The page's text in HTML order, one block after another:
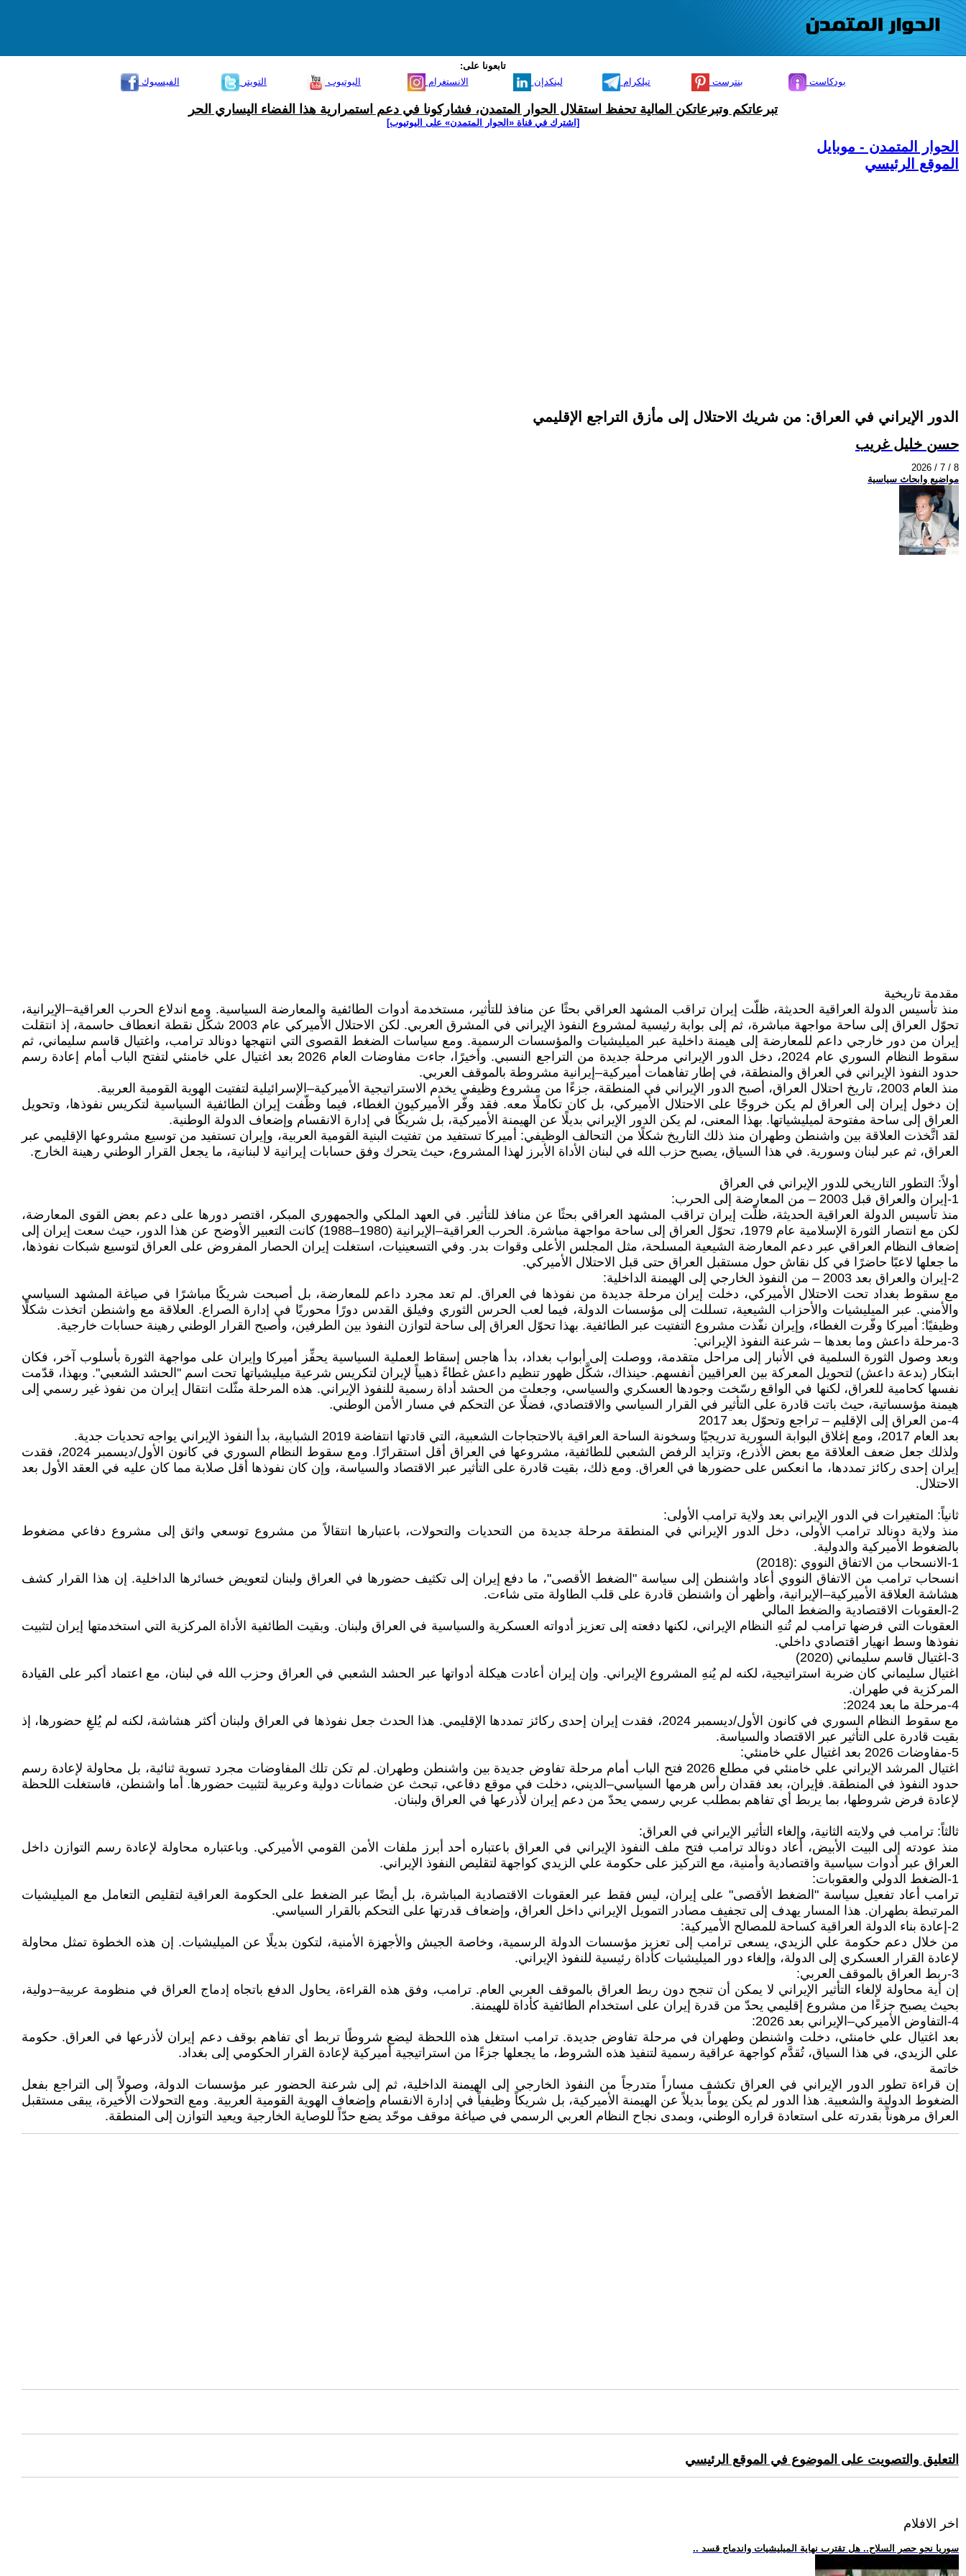
تابعونا على:
الفيسبوك
التويتر اليوتيوب الانستغرام لينكدإن تيلكرام بنترست بودكاست
تبرعاتكم وتبرعاتكن المالية تحفظ استقلال الحوار المتمدن، فشاركونا في دعم استمرارية هذا الفضاء اليساري الحر
[اشترك في قناة ‫«الحوار المتمدن» على اليوتيوب]
الحوار المتمدن - موبايل
الموقع الرئيسي
الدور الإيراني في العراق: من شريك الاحتلال إلى مأزق التراجع الإقليمي
حسن خليل غريب
2026 / 7 / 8
مواضيع وابحاث سياسية
مقدمة تاريخية
منذ تأسيس الدولة العراقية الحديثة، ظلّت إيران تراقب المشهد العراقي بحثًا عن منافذ للتأثير، مستخدمة أدوات الطائفية والمعارضة السياسية. ومع اندلاع الحرب العراقية–الإيرانية،
تحوّل العراق إلى ساحة مواجهة مباشرة، ثم إلى بوابة رئيسية لمشروع النفوذ الإيراني في المشرق العربي. لكن الاحتلال الأميركي عام 2003 شكّل نقطة انعطاف حاسمة، إذ انتقلت
إيران من دور خارجي داعم للمعارضة إلى هيمنة داخلية عبر الميليشيات والمؤسسات الرسمية. ومع سياسات الضغط القصوى التي انتهجها دونالد ترامب، واغتيال قاسم سليماني، ثم
سقوط النظام السوري عام 2024، دخل الدور الإيراني مرحلة جديدة من التراجع النسبي. وأخيرًا، جاءت مفاوضات العام 2026 بعد اغتيال علي خامنئي لتفتح الباب أمام إعادة رسم
حدود النفوذ الإيراني في العراق والمنطقة، في إطار تفاهمات أميركية–إيرانية مشروطة بالموقف العربي.
منذ العام 2003، تاريخ احتلال العراق، أصبح الدور الإيراني في المنطقة، جزءًا من مشروع وظيفي يخدم الاستراتيجية الأميركية–الإسرائيلية لتفتيت الهوية القومية العربية.
إن دخول إيران إلى العراق لم يكن خروجًا على الاحتلال الأميركي، بل كان تكاملًا معه. فقد وفّر الأميركيون الغطاء، فيما وظّفت إيران الطائفية السياسية لتكريس نفوذها، وتحويل
العراق إلى ساحة مفتوحة لميليشياتها. بهذا المعنى، لم يكن الدور الإيراني بديلًا عن الهيمنة الأميركية، بل شريكًا في إدارة الانقسام وإضعاف الدولة الوطنية.
لقد اتَّخذت العلاقة بين واشنطن وطهران منذ ذلك التاريخ شكلًا من التحالف الوظيفي: أميركا تستفيد من تفتيت البنية القومية العربية، وإيران تستفيد من توسيع مشروعها الإقليمي عبر
العراق، ثم عبر لبنان وسورية. في هذا السياق، يصبح حزب الله في لبنان الأداة الأبرز لهذا المشروع، حيث يتحرك وفق حسابات إيرانية لا لبنانية، ما يجعل القرار الوطني رهينة الخارج.
أولاً: التطور التاريخي للدور الإيراني في العراق
1-إيران والعراق قبل 2003 – من المعارضة إلى الحرب:
منذ تأسيس الدولة العراقية الحديثة، ظلّت إيران تراقب المشهد العراقي بحثًا عن منافذ للتأثير. في العهد الملكي والجمهوري المبكر، اقتصر دورها على دعم بعض القوى المعارضة،
لكن مع انتصار الثورة الإسلامية عام 1979، تحوّل العراق إلى ساحة مواجهة مباشرة. الحرب العراقية–الإيرانية (1980–1988) كانت التعبير الأوضح عن هذا الدور، حيث سعت إيران إلى
إضعاف النظام العراقي عبر دعم المعارضة الشيعية المسلحة، مثل المجلس الأعلى وقوات بدر. وفي التسعينيات، استغلت إيران الحصار المفروض على العراق لتوسيع شبكات نفوذها،
ما جعلها لاعبًا حاضرًا في كل نقاش حول مستقبل العراق حتى قبل الاحتلال الأميركي.
2-إيران والعراق بعد 2003 – من النفوذ الخارجي إلى الهيمنة الداخلية:
مع سقوط بغداد تحت الاحتلال الأميركي، دخلت إيران مرحلة جديدة من نفوذها في العراق. لم تعد مجرد داعم للمعارضة، بل أصبحت شريكًا مباشرًا في صياغة المشهد السياسي
والأمني. عبر الميليشيات والأحزاب الشيعية، تسللت إلى مؤسسات الدولة، فيما لعب الحرس الثوري وفيلق القدس دورًا محوريًا في إدارة الصراع. العلاقة مع واشنطن اتخذت شكلًا
وظيفيًا: أميركا وفّرت الغطاء، وإيران نفّذت مشروع التفتيت عبر الطائفية. بهذا تحوّل العراق إلى ساحة لتوازن النفوذ بين الطرفين، وأصبح القرار الوطني رهينة حسابات خارجية.
3-مرحلة داعش وما بعدها – شرعنة النفوذ الإيراني:
وبعد وصول الثورة السلمية في الأنبار إلى مراحل متقدمة، ووصلت إلى أبواب بغداد، بدأ هاجس إسقاط العملية السياسية يحفِّز أميركا وإيران على مواجهة الثورة بأسلوب آخر، فكان
ابتكار (بدعة داعش) لتحويل المعركة بين العراقيين أنفسهم. حينذاك، شكَّل ظهور تنظيم داعش غطاءً ذهبياً لإيران لتكريس شرعية ميليشياتها تحت اسم "الحشد الشعبي". وبهذا، قدّمت
نفسها كحامية للعراق، لكنها في الواقع رسّخت وجودها العسكري والسياسي، وجعلت من الحشد أداة رسمية للنفوذ الإيراني. هذه المرحلة مثّلت انتقال إيران من نفوذ غير رسمي إلى
هيمنة مؤسساتية، حيث باتت قادرة على التأثير في القرار السياسي والاقتصادي، فضلًا عن التحكم في مسار الأمن الوطني.
4-من العراق إلى الإقليم – تراجع وتحوّل بعد 2017
بعد العام 2017، ومع إغلاق البوابة السورية تدريجيًا وسخونة الساحة العراقية بالاحتجاجات الشعبية، التي قادتها انتفاضة 2019 الشبابية، بدأ النفوذ الإيراني يواجه تحديات جدية.
ولذلك جعل ضعف العلاقة مع بعض الأذرع، وتزايد الرفض الشعبي للطائفية، مشروعها في العراق أقل استقرارًا. ومع سقوط النظام السوري في كانون الأول/ديسمبر 2024، فقدت
إيران إحدى ركائز تمددها، ما انعكس على حضورها في العراق. ومع ذلك، بقيت قادرة على التأثير عبر الاقتصاد والسياسة، وإن كان نفوذها أقل صلابة مما كان عليه في العقد الأول بعد
الاحتلال.
ثانياً: المتغيرات في الدور الإيراني بعد ولاية ترامب الأولى:
منذ ولاية دونالد ترامب الأولى، دخل الدور الإيراني في المنطقة مرحلة جديدة من التحديات والتحولات، باعتبارها انتقالاً من مشروع توسعي واثق إلى مشروع دفاعي مضغوط
بالضغوط الأميركية والدولية.
1-الانسحاب من الاتفاق النووي :(2018)
انسحاب ترامب من الاتفاق النووي أعاد واشنطن إلى سياسة "الضغط الأقصى"، ما دفع إيران إلى تكثيف حضورها في العراق ولبنان لتعويض خسائرها الداخلية. إن هذا القرار كشف
هشاشة العلاقة الأميركية–الإيرانية، وأظهر أن واشنطن قادرة على قلب الطاولة متى شاءت.
2-العقوبات الاقتصادية والضغط المالي
العقوبات التي فرضها ترامب لم تُنهِ النظام الإيراني، لكنها دفعته إلى تعزيز أدواته العسكرية والسياسية في العراق ولبنان. وبقيت الطائفية الأداة المركزية التي استخدمتها إيران لتثبيت
نفوذها وسط انهيار اقتصادي داخلي.
3-اغتيال قاسم سليماني (2020)
اغتيال سليماني كان ضربة استراتيجية، لكنه لم يُنهِ المشروع الإيراني. وإن إيران أعادت هيكلة أدواتها عبر الحشد الشعبي في العراق وحزب الله في لبنان، مع اعتماد أكبر على القيادة
المركزية في طهران.
4-مرحلة ما بعد 2024:
مع سقوط النظام السوري في كانون الأول/ديسمبر 2024، فقدت إيران إحدى ركائز تمددها الإقليمي. هذا الحدث جعل نفوذها في العراق ولبنان أكثر هشاشة، لكنه لم يُلغِ حضورها، إذ
بقيت قادرة على التأثير عبر الاقتصاد والسياسة.
5-مفاوضات 2026 بعد اغتيال علي خامنئي:
اغتيال المرشد الإيراني علي خامنئي في مطلع 2026 فتح الباب أمام مرحلة تفاوض جديدة بين واشنطن وطهران. لم تكن تلك المفاوضات مجرد تسوية ثنائية، بل محاولة لإعادة رسم
حدود النفوذ في المنطقة. فإيران، بعد فقدان رأس هرمها السياسي–الديني، دخلت في موقع دفاعي، تبحث عن ضمانات دولية وعربية لتثبيت حضورها. أما واشنطن، فاستغلت اللحظة
لإعادة فرض شروطها، بما يربط أي تفاهم بمطلب عربي رسمي يحدّ من دعم إيران لأذرعها في العراق ولبنان.
ثالثاً: ترامب في ولايته الثانية، وإلغاء التأثير الإيراني في العراق:
منذ عودته إلى البيت الأبيض، أعاد دونالد ترامب فتح ملف النفوذ الإيراني في العراق باعتباره أحد أبرز ملفات الأمن القومي الأميركي. وباعتباره محاولة لإعادة رسم التوازن داخل
العراق عبر أدوات سياسية واقتصادية وأمنية، مع التركيز على حكومة علي الزيدي كواجهة لتقليص النفوذ الإيراني.
1-الضغط الدولي والعقوبات:
ترامب أعاد تفعيل سياسة "الضغط الأقصى" على إيران، ليس فقط عبر العقوبات الاقتصادية المباشرة، بل أيضًا عبر الضغط على الحكومة العراقية لتقليص التعامل مع الميليشيات
المرتبطة بطهران. هذا المسار يهدف إلى تجفيف مصادر التمويل الإيراني داخل العراق، وإضعاف قدرتها على التحكم بالقرار السياسي.
2-إعادة بناء الدولة العراقية كساحة للمصالح الأميركية:
من خلال دعم حكومة علي الزيدي، يسعى ترامب إلى تعزيز مؤسسات الدولة الرسمية، وخاصة الجيش والأجهزة الأمنية، لتكون بديلًا عن الميليشيات. إن هذه الخطوة تمثل محاولة
لإعادة القرار العسكري إلى الدولة، وإلغاء دور الميليشيات كأداة رئيسية للنفوذ الإيراني.
3-ربط العراق بالموقف العربي:
إن أية محاولة لإلغاء التأثير الإيراني لا يمكن أن تنجح دون ربط العراق بالموقف العربي العام. ترامب، وفق هذه القراءة، يحاول الدفع باتجاه إدماج العراق في منظومة عربية–دولية،
بحيث يصبح جزءًا من مشروع إقليمي يحدّ من قدرة إيران على استخدام الطائفية كأداة للهيمنة.
4-التفاوض الأميركي–الإيراني بعد 2026:
بعد اغتيال علي خامنئي، دخلت واشنطن وطهران في مرحلة تفاوض جديدة. ترامب استغل هذه اللحظة ليضع شروطًا تربط أي تفاهم بوقف دعم إيران لأذرعها في العراق. حكومة
علي الزيدي، في هذا السياق، تُقدَّم كواجهة عراقية رسمية لتنفيذ هذه الشروط، ما يجعلها جزءًا من استراتيجية أميركية لإعادة القرار الحكومي إلى بغداد.
خاتمة
إن قراءة تطور الدور الإيراني في العراق تكشف مساراً متدرجاً من النفوذ الخارجي إلى الهيمنة الداخلية، ثم إلى شرعنة الحضور عبر مؤسسات الدولة، وصولاً إلى التراجع بفعل
الضغوط الدولية والشعبية. هذا الدور لم يكن يوماً بديلاً عن الهيمنة الأميركية، بل شريكاً وظيفياً في إدارة الانقسام وإضعاف الهوية القومية العربية. ومع التحولات الأخيرة، يبقى مستقبل
العراق مرهوناً بقدرته على استعادة قراره الوطني، وبمدى نجاح النظام العربي الرسمي في صياغة موقف موحّد يضع حدّاً للوصاية الخارجية ويعيد التوازن إلى المنطقة.
التعليق والتصويت على الموضوع في الموقع الرئيسي
اخر الافلام
.. سوريا نحو حصر السلاح.. هل تقترب نهاية الميليشيات واندماج قسد